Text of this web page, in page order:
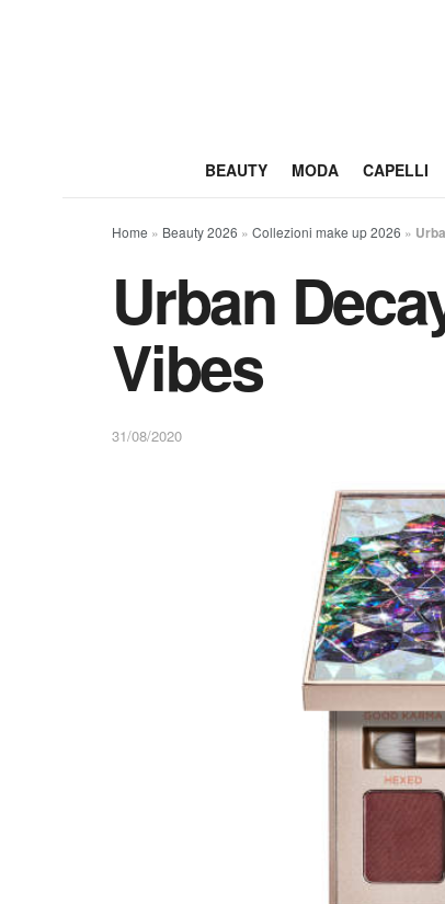
BEAUTY MODA CAPELLI
Home » Beauty 2026 » Collezioni make up 2026 »
Urban
Vibes
31/08/2020